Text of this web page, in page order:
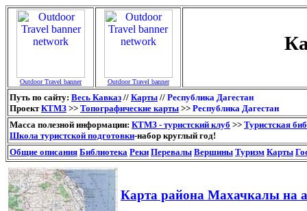
Outdoor Travel banner Outdoor Travel banner
Путь по сайту: Весь Кавказ // Карты // Республика Дагестан
ПроектКТМЗ >> Топографические карты >> Республика Дагестан
Масса полезной информации: КТМЗ - туристский клуб >> Туристская
Школа туристской подготовки-набор круглый год!
Общие описания Библиотека Реки Перевалы Вершины Туризм Карты
Карта района Махачкалы на